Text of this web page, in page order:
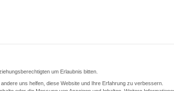
Blog
um Erlaubnis bitten.
uns helfen, diese Website und Ihre Erfahrung zu verbessern.